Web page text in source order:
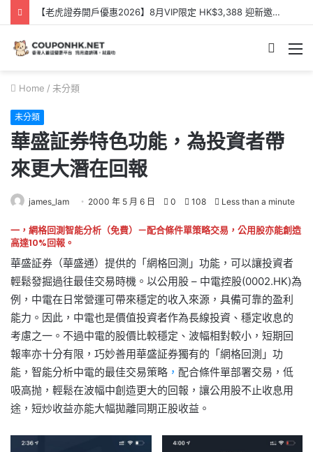
【老虎證券開戶優惠2026】8月VIP限定 HK$3,388 迎新邀請碼【KQQXXB】- Tiger Brokers 迎新優惠
Search
Home / 未分類
未分類
華盛証券特色功能，為投資者帶
來更大潛在回報
james_lam 2000 年 5 月 6 日 0 108 Less than a minute
一，網格回測智能分析（免費）－配合條件單策略交易，公用股亦能創造
高達10%回報。
華盛証券（華盛通）提供的「網格回測」功能，可以讓投資者
輕鬆發掘過往最佳交易時機。以公用股 – 中電控股(0002.HK)為
例，中電在日常營運可帶來穩定的收入來源，具備可靠的盈利
能力。因此，中電也是價值投資者作為長線投資、穩定收息的
考慮之一。不過中電的股價比較穩定、波幅相對較小，短期回
報率亦十分有限，巧妙善用華盛証券獨有的「網格回測」功
能，智能分析中電的最佳交易策略 ， 配合條件單部署交易，低
吸高抛，輕鬆在波幅中創造更大的回報，讓公用股不止收息用
途，短炒收益亦能大幅拋離同期正股收益。